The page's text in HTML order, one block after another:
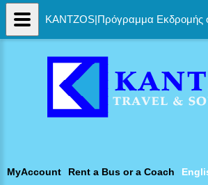
MyAccount Rent a Bus or a Coach
KANTZOS|Πρόγραμμα Εκδρομής